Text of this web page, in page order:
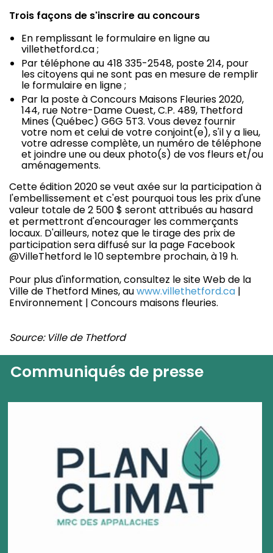
Trois façons de s'inscrire au concours
En remplissant le formulaire en ligne au
villethetford.ca ;
Par téléphone au 418 335-2548, poste 214, pour
les citoyens qui ne sont pas en mesure de remplir
le formulaire en ligne ;
Par la poste à Concours Maisons Fleuries 2020,
144, rue Notre-Dame Ouest, C.P. 489, Thetford
Mines (Québec) G6G 5T3. Vous devez fournir
votre nom et celui de votre conjoint(e), s'il y a lieu,
votre adresse complète, un numéro de téléphone
et joindre une ou deux photo(s) de vos fleurs et/ou
aménagements.
Cette édition 2020 se veut axée sur la participation à
l'embellissement et c'est pourquoi tous les prix d'une
valeur totale de 2 500 $ seront attribués au hasard
et permettront d'encourager les commerçants
locaux. D'ailleurs, notez que le tirage des prix de
participation sera diffusé sur la page Facebook
@VilleThetford le 10 septembre prochain, à 19 h.
Pour plus d'information, consultez le site Web de la
Ville de Thetford Mines, auwww.villethetford.ca |
Environnement | Concours maisons fleuries.
Source: Ville de Thetford
Communiqués de presse